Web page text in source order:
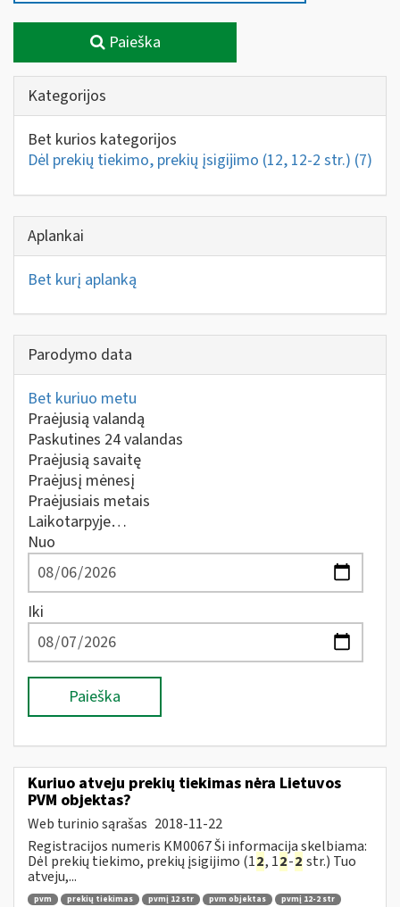
Paieška
Kategorijos
Bet kurios kategorijos
Dėl prekių tiekimo, prekių įsigijimo (12, 12-2 str.) (7)
Aplankai
Bet kurį aplanką
Parodymo data
Bet kuriuo metu
Praėjusią valandą
Paskutines 24 valandas
Praėjusią savaitę
Praėjusį mėnesį
Praėjusiais metais
Laikotarpyje…
Nuo
Iki
Paieška
Kuriuo atveju prekių tiekimas nėra Lietuvos
PVM objektas?
Web turinio sąrašas 2018-11-22
Registracijos numeris KM0067 Ši informacija skelbiama:
Dėl prekių tiekimo, prekių įsigijimo (12, 12-2 str.) Tuo
atveju,...
pvm prekių tiekimas pvmį 12 str pvm objektas
pvmį 12-2 str